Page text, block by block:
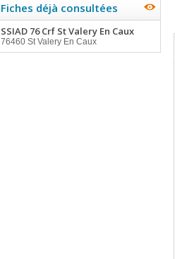
Fiches déjà consultées
SSIAD 76 Crf St Valery En Caux
76460 St Valery En Caux